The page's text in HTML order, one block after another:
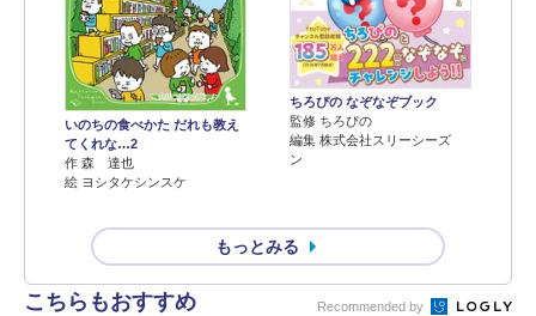
いのちの食べかた だれも教え
てくれな…2
作 森 達也
絵 ヨシタケシンスケ
ちろぴの なぞなぞブック
監修 ちろぴの
編集 株式会社スリーシーズ
ン
もっとみる
こちらもおすすめ Recommended by